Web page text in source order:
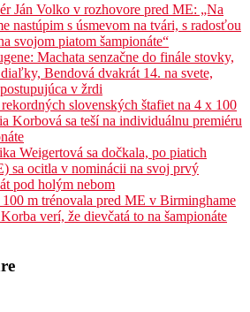
Ján Volko v rozhovore pred ME: „Na
nastúpim s úsmevom na tvári, s radosťou
svojom piatom šampionáte“
Machata senzačne do finále stovky,
Bendová dvakrát 14. na svete,
v žrdi
slovenských štafiet na 4 x 100
Korbová sa teší na individuálnu premiéru
Weigertová sa dočkala, po piatich
sa ocitla v nominácii na svoj prvý
pod holým nebom
100 m trénovala pred ME v Birminghame
verí, že dievčatá to na šampionáte